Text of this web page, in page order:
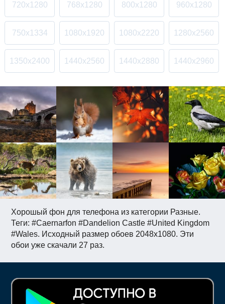
Хорошый фон для телефона из категории Разные.
Теги: #Caernarfon #Dandelion Castle #United Kingdom
#Wales. Исходный размер обоев 2048x1080. Эти
обои уже скачали 27 раз.
720x1280 768x1280 800x1280 960x1280
750x1334 1080x1920 1080x2220 1280x2560
1350x2400 1440x2560 1440x2880 1440x2960